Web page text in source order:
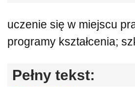
uczenie się w miejscu
programy kształcenia;
Pełny tekst: